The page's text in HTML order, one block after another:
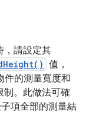
，請設定其
值，
件的測量寬度和
制。此做法可確
項全部的測量結